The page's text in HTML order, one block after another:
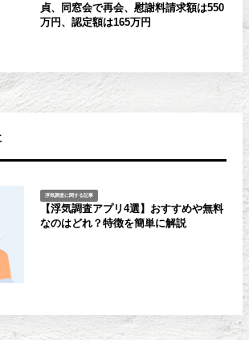
貞、同窓会で再会、慰謝料請求額は550
万円、認定額は165万円
浮気調査に関する記事
【浮気調査アプリ4選】おすすめや無料
なのはどれ？特徴を簡単に解説